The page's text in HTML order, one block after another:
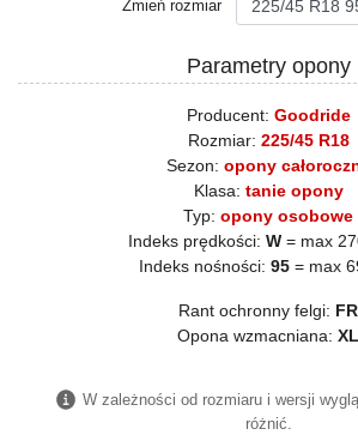
Zmień rozmiar
Parametry opony
Producent: Goodride
Rozmiar: 225/45 R18
Sezon: opony
Klasa: tanie opony
Typ: opony osobowe
Indeks prędkości: W = max
Indeks nośności: 95 = max
Rant ochronny felgi: FR
Opona wzmacniana: XL
W zależności od rozmiaru i wersji
różnić.